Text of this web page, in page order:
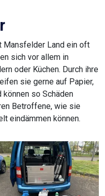
Mansfelder Land ein oft
sich vor allem in
oder Küchen. Durch ihre
sie gerne auf Papier,
können so Schäden
Betroffene, wie sie
eindämmen können.